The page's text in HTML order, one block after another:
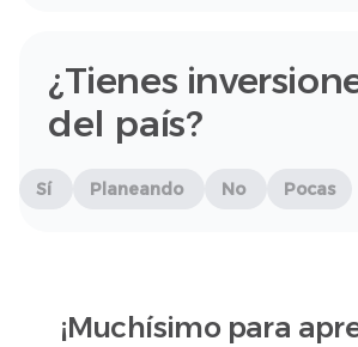
¿Tienes
del país?
Sí Planeando No Pocas
¡Muchísimo para